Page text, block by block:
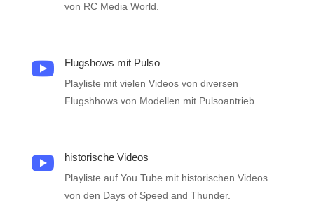
von RC Media World.
 Flugshows mit Pulso
Playliste mit vielen Videos von diversen
Flugshhows von Modellen mit Pulsoantrieb.
 historische Videos
Playliste auf You Tube mit historischen Videos
von den Days of Speed and Thunder.